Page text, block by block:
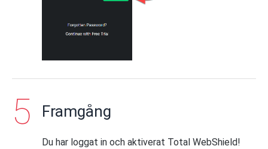
Framgång
Du har loggat in och aktiverat Total WebShield!